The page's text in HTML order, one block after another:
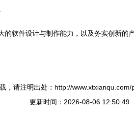
软件设计与制作能力，以及务实创新
，请注明出处：http://
更新时间：2026-08-06 12:50:49